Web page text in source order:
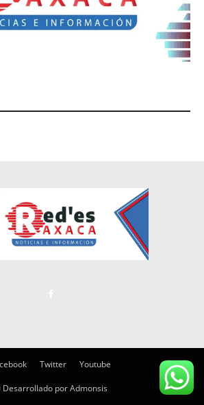
Twitter Youtube
por Admonsis